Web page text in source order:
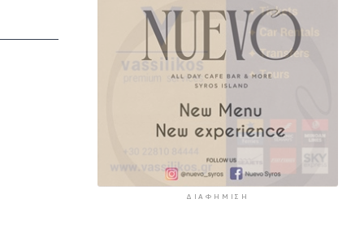
ΔΙΑΦΉΜΙΣΗ